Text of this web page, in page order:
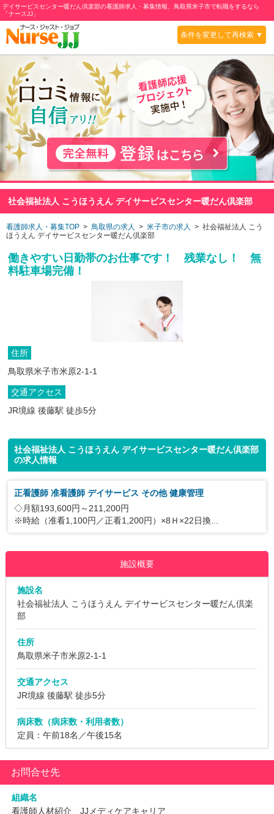
デイサービスセンター暖だん倶楽部の看護師求人・募集情報、鳥取県米子市で転職をするなら
「ナースJJ」
条件を変更して再検索 ▼
社会福祉法人 こうほうえん デイサービスセンター暖だん倶楽部
看護師求人・募集TOP > 鳥取県の求人 > 米子市の求人 > 社会福祉法人 こう
ほうえん デイサービスセンター暖だん倶楽部
働きやすい日勤帯のお仕事です！ 残業なし！ 無
料駐車場完備！
住所
鳥取県米子市米原2-1-1
交通アクセス
JR境線 後藤駅 徒歩5分
社会福祉法人 こうほうえん デイサービスセンター暖だん倶楽部
の求人情報
正看護師 准看護師 デイサービス その他 健康管理
◇月額193,600円～211,200円
※時給（准看1,100円／正看1,200円）×8Ｈ×22日換...
施設概要
施設名
社会福祉法人 こうほうえん デイサービスセンター暖だん倶楽
部
住所
鳥取県米子市米原2-1-1
交通アクセス
JR境線 後藤駅 徒歩5分
病床数（病床数・利用者数）
定員：午前18名／午後15名
お問合せ先
組織名
看護師人材紹介 JJメディケアキャリア